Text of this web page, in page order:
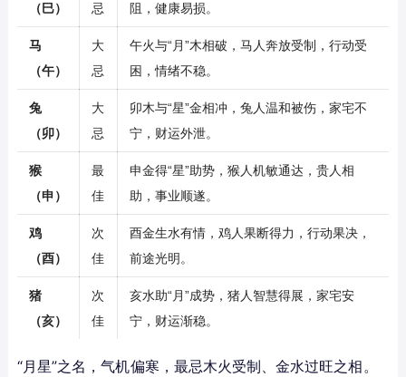
（巳）
忌
阻，健康易损。
马
（午）
大
忌
午火与“月”木相破，马人奔放受制，行动受
困，情绪不稳。
兔
（卯）
大
忌
卯木与“星”金相冲，兔人温和被伤，家宅不
宁，财运外泄。
猴
（申）
最
佳
申金得“星”助势，猴人机敏通达，贵人相
助，事业顺遂。
鸡
（酉）
次
佳
酉金生水有情，鸡人果断得力，行动果决，
前途光明。
猪
（亥）
次
佳
亥水助“月”成势，猪人智慧得展，家宅安
宁，财运渐稳。
“月星”之名，气机偏寒，最忌木火受制、金水过旺之相。